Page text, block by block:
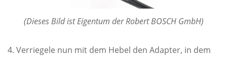
(Dieses Bild ist Eigentum der Robert BOSCH GmbH)
Verriegele nun mit dem Hebel den Adapter, in dem